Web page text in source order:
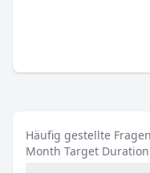
Häufig gestellte
Month Target Duration